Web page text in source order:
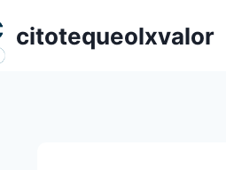
citotequeolxvalor